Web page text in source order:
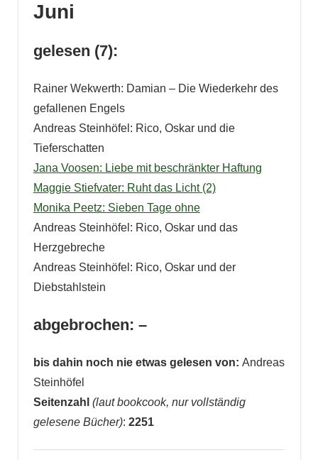
Juni
gelesen (7):
Rainer Wekwerth: Damian – Die Wiederkehr des
gefallenen Engels
Andreas Steinhöfel: Rico, Oskar und die
Tieferschatten
Jana Voosen: Liebe mit beschränkter Haftung
Maggie Stiefvater: Ruht das Licht (2)
Monika Peetz: Sieben Tage ohne
Andreas Steinhöfel: Rico, Oskar und das
Herzgebreche
Andreas Steinhöfel: Rico, Oskar und der
Diebstahlstein
abgebrochen: –
bis dahin noch nie etwas gelesen von: Andreas
Steinhöfel
Seitenzahl (laut bookcook, nur vollständig
gelesene Bücher): 2251